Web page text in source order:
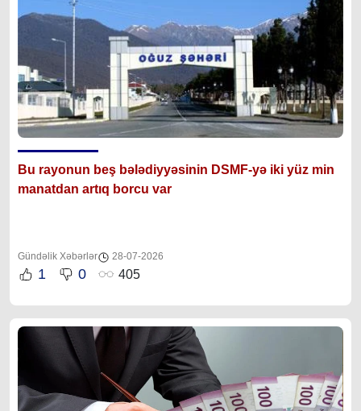
Bu rayonun beş bələdiyyəsinin DSMF-yə iki yüz min
manatdan artıq borcu var
Gündəlik Xəbərlər 28-07-2026
1 0 405